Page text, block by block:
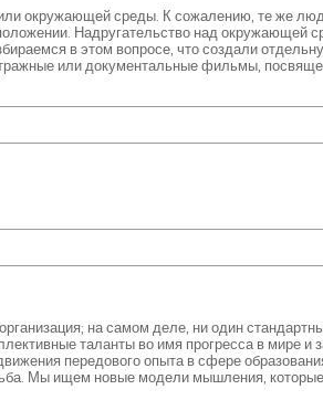
окружающей среды. К сожалению, те же
Надругательство над окружающей
в этом вопросе, что создали
или документальные фильмы,
на самом деле, ни один
таланты во имя прогресса в мире
передового опыта в сфере
Мы ищем новые модели мышления,